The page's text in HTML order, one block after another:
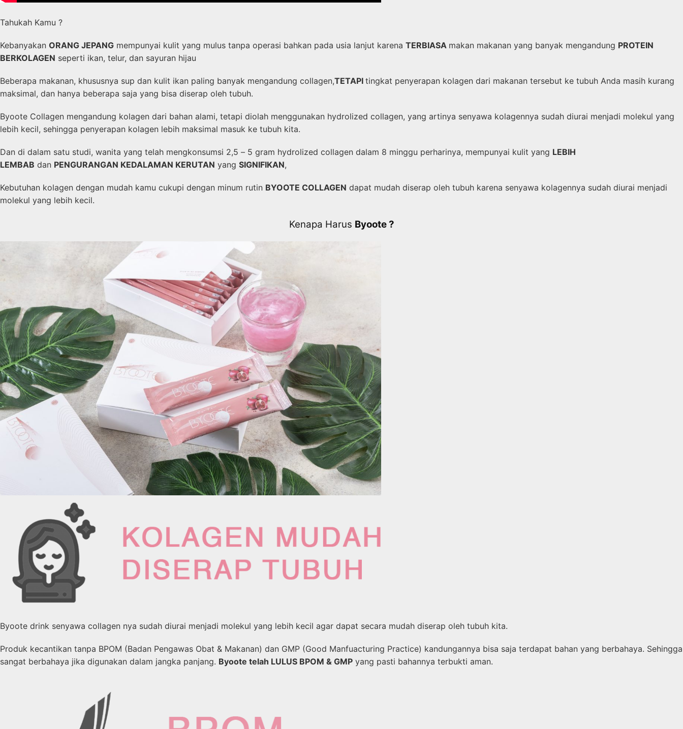
Tahukah Kamu ?
Kebanyakan ORANG JEPANG mempunyai kulit yang mulus tanpa operasi bahkan pada usia lanjut karena TERBIASA makan makanan yang banyak mengandung PROTEIN
BERKOLAGEN seperti ikan, telur, dan sayuran hijau
Beberapa makanan, khususnya sup dan kulit ikan paling banyak mengandung collagen,TETAPI tingkat penyerapan kolagen dari makanan tersebut ke tubuh Anda masih kurang
maksimal, dan hanya beberapa saja yang bisa diserap oleh tubuh.
Byoote Collagen mengandung kolagen dari bahan alami, tetapi diolah menggunakan hydrolized collagen, yang artinya senyawa kolagennya sudah diurai menjadi molekul yang
lebih kecil, sehingga penyerapan kolagen lebih maksimal masuk ke tubuh kita.
Dan di dalam satu studi, wanita yang telah mengkonsumsi 2,5 – 5 gram hydrolized collagen dalam 8 minggu perharinya, mempunyai kulit yang LEBIH
LEMBAB dan PENGURANGAN KEDALAMAN KERUTAN yang SIGNIFIKAN,
Kebutuhan kolagen dengan mudah kamu cukupi dengan minum rutin BYOOTE COLLAGEN dapat mudah diserap oleh tubuh karena senyawa kolagennya sudah diurai menjadi
molekul yang lebih kecil.
Kenapa Harus Byoote ?​
Byoote drink senyawa collagen nya sudah diurai menjadi molekul yang lebih kecil agar dapat secara mudah diserap oleh tubuh kita.
Produk kecantikan tanpa BPOM (Badan Pengawas Obat & Makanan) dan GMP (Good Manfuacturing Practice) kandungannya bisa saja terdapat bahan yang berbahaya. Sehingga
sangat berbahaya jika digunakan dalam jangka panjang. Byoote telah LULUS BPOM & GMP yang pasti bahannya terbukti aman.